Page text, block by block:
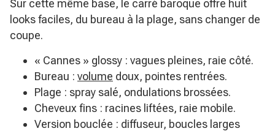
Sur cette même base, le carré baroque offre huit
looks faciles, du bureau à la plage, sans changer de
coupe.
« Cannes » glossy : vagues pleines, raie côté.
Bureau : volume doux, pointes rentrées.
Plage : spray salé, ondulations brossées.
Cheveux fins : racines liftées, raie mobile.
Version bouclée : diffuseur, boucles larges